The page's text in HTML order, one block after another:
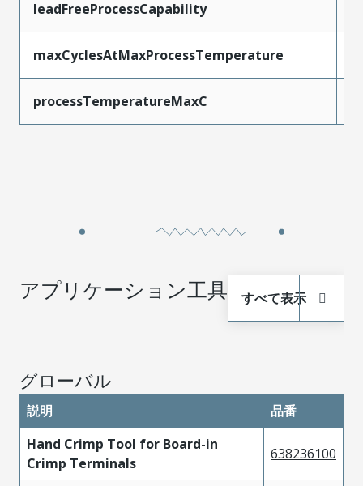
leadFreeProcessCapability
maxCyclesAtMaxProcessTemperature
processTemperatureMaxC
アプリケーション工具 すべて表示
グローバル
説明
品番
Hand Crimp Tool for Board-in
Crimp Terminals
638236100